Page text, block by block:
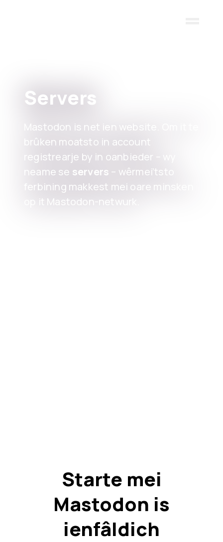
Servers
Mastodon is net ien website. Om it te
brûken moatsto in account
registrearje by in oanbieder – wy
neame se servers – wêrmei’tsto
ferbining makkest mei oare minsken
op it Mastodon-netwurk.
Starte mei
Mastodon is
ienfâldich